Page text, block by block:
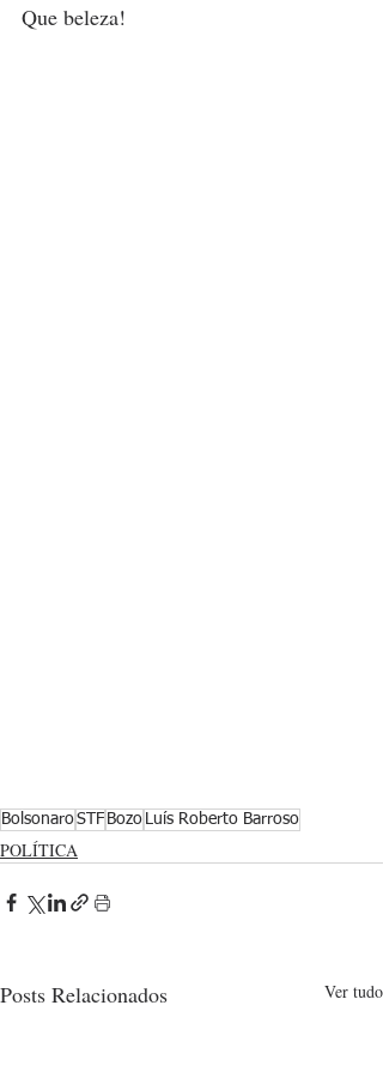
Que beleza!
BolsonaroSTF Bozo Luís Roberto Barroso
POLÍTICA
Posts Relacionados Ver tudo